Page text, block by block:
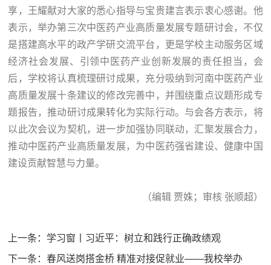
享，王耀献对大家的悉心指导与宝贵建言表示衷心感谢。他
表示，举办第三次中医药产业高质量发展专题研讨会，不仅
是搭建高水平的政产学研交流平台，更是学校主动服务区域
经济社会发展、引领中医药产业创新发展的责任担当，会
后，学校将认真梳理研讨成果，充分吸纳到河南中医药产业
高质量发展十条建议的修改完善中，并围绕重点议题形成专
题报告，推动研讨成果转化为实际行动。与会各方表示，将
以此次会议为契机，进一步加强协同联动，汇聚发展合力，
推动中医药产业高质量发展，为中医药强省建设、健康中国
建设贡献智慧与力量。
（编辑 贾姝；审核 张顺超）
上一条： 学习窗丨习近平：树立和践行正确政绩观
下一条：春风送岗搭金桥 精准对接促就业——我校举办